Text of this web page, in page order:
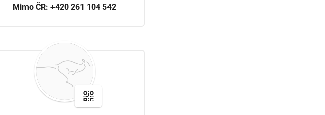
Mimo ČR: +420 261 104 542